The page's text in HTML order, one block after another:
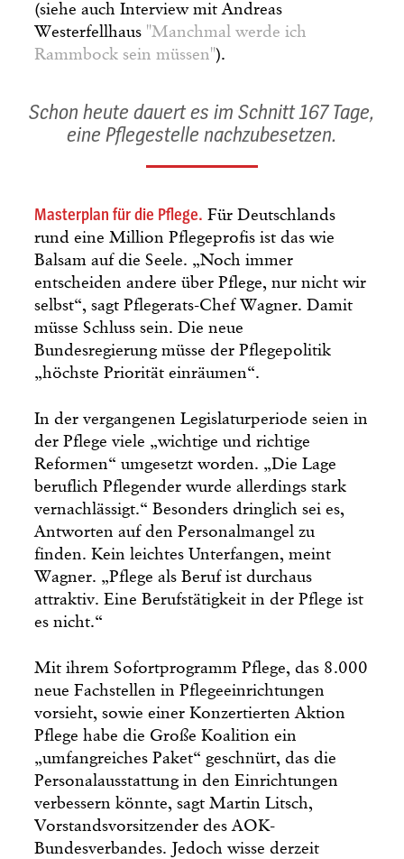
(siehe auch Interview mit Andreas
Westerfellhaus "Manchmal werde ich
Rammbock sein müssen").
Schon heute dauert es im Schnitt 167 Tage,
eine Pflegestelle nachzubesetzen.
Masterplan für die Pflege. Für Deutschlands
rund eine Million Pflegeprofis ist das wie
Balsam auf die Seele. „Noch immer
entscheiden andere über Pflege, nur nicht wir
selbst“, sagt Pflegerats-Chef Wagner. Damit
müsse Schluss sein. Die neue
Bundesregierung müsse der Pflegepolitik
„höchste Priorität einräumen“.
In der vergangenen Legislaturperiode seien in
der Pflege viele „wichtige und richtige
Reformen“ umgesetzt worden. „Die Lage
beruflich Pflegender wurde allerdings stark
vernachlässigt.“ Besonders dringlich sei es,
Antworten auf den Personalmangel zu
finden. Kein leichtes Unterfangen, meint
Wagner. „Pflege als Beruf ist durchaus
attraktiv. Eine Berufstätigkeit in der Pflege ist
es nicht.“
Mit ihrem Sofortprogramm Pflege, das 8.000
neue Fachstellen in Pflegeeinrichtungen
vorsieht, sowie einer Konzertierten Aktion
Pflege habe die Große Koalition ein
„umfangreiches Paket“ geschnürt, das die
Personalausstattung in den Einrichtungen
verbessern könnte, sagt Martin Litsch,
Vorstandsvorsitzender des AOK-
Bundesverbandes. Jedoch wisse derzeit